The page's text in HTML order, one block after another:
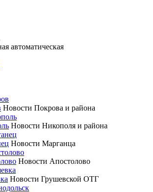
автоматическая
Новости Покрова и района
Новости Никополя и района
Новости Марганца
Новости Апостолово
Новости Грушевской ОТГ